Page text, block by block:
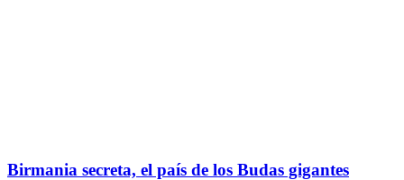
Birmania secreta, el país de los Budas gigantes